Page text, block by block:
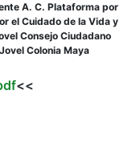
A. C. Plataforma por
el Cuidado de la Vida y
Consejo Ciudadano
Colonia Maya
<<